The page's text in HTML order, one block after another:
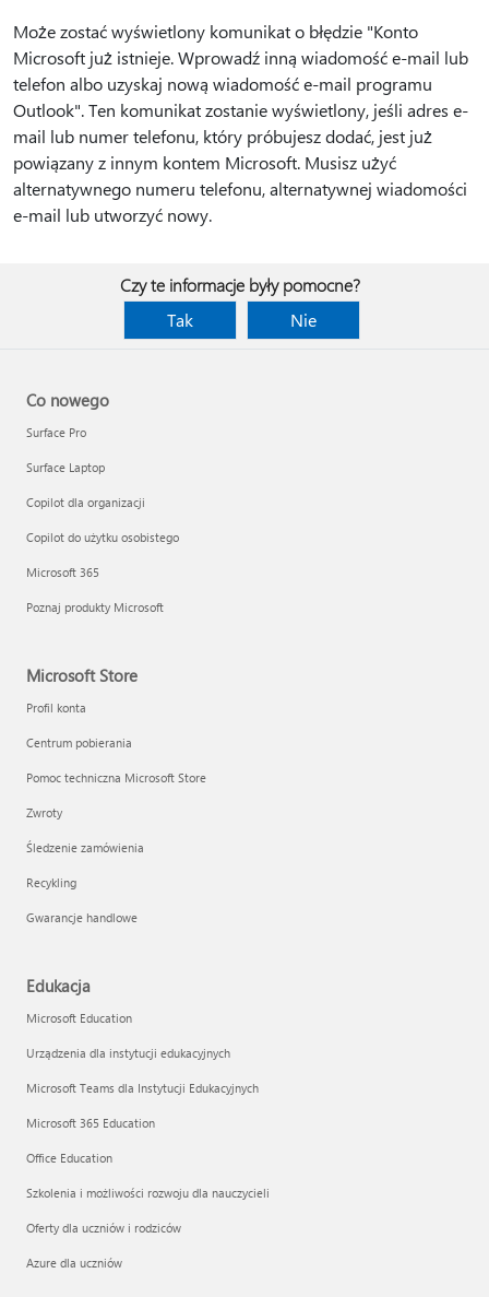
Może zostać wyświetlony komunikat o błędzie "Konto
Microsoft już istnieje. Wprowadź inną wiadomość e-mail lub
telefon albo uzyskaj nową wiadomość e-mail programu
Outlook". Ten komunikat zostanie wyświetlony, jeśli adres e-
mail lub numer telefonu, który próbujesz dodać, jest już
powiązany z innym kontem Microsoft. Musisz użyć
alternatywnego numeru telefonu, alternatywnej wiadomości
e-mail lub utworzyć nowy.
Czy te informacje były pomocne?
Tak
Nie
Co nowego
Surface Pro
Surface Laptop
Copilot dla organizacji
Copilot do użytku osobistego
Microsoft 365
Poznaj produkty Microsoft
Microsoft Store
Profil konta
Centrum pobierania
Pomoc techniczna Microsoft Store
Zwroty
Śledzenie zamówienia
Recykling
Gwarancje handlowe
Edukacja
Microsoft Education
Urządzenia dla instytucji edukacyjnych
Microsoft Teams dla Instytucji Edukacyjnych
Microsoft 365 Education
Office Education
Szkolenia i możliwości rozwoju dla nauczycieli
Oferty dla uczniów i rodziców
Azure dla uczniów